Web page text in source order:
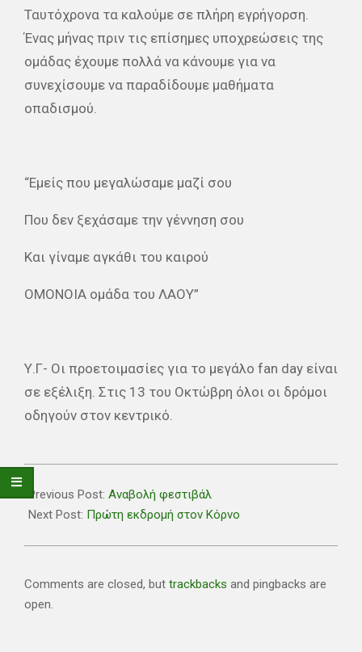
Ταυτόχρονα τα καλούμε σε πλήρη εγρήγορση.
Ένας μήνας πριν τις επίσημες υποχρεώσεις της
ομάδας έχουμε πολλά να κάνουμε για να
συνεχίσουμε να παραδίδουμε μαθήματα
οπαδισμού.
“Εμείς που μεγαλώσαμε μαζί σου
Που δεν ξεχάσαμε την γέννηση σου
Και γίναμε αγκάθι του καιρού
ΟΜΟΝΟΙΑ ομάδα του ΛΑΟΥ”
Υ.Γ- Οι προετοιμασίες για το μεγάλο fan day είναι
σε εξέλιξη. Στις 13 του Οκτώβρη όλοι οι δρόμοι
οδηγούν στον κεντρικό.
09-
20
Previous Post: Αναβολή φεστιβάλ
Next Post: Πρώτη εκδρομή στον Κόρνο
Comments are closed, but trackbacks and pingbacks are
open.